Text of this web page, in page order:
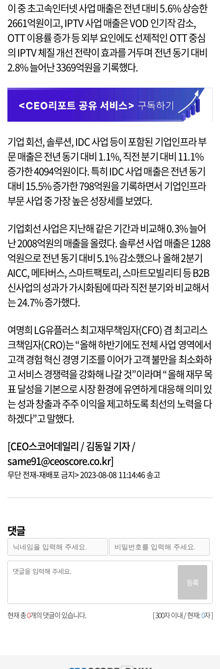
이 중 초고속인터넷 사업 매출은 전년 대비 5.6% 상승한
2661억원이고, IPTV 사업 매출은 VOD 인기작 감소,
OTT 이용률 증가 등 외부 요인에도 선제적인 OTT 중심
의 IPTV 체질 개선 전략이 효과를 거두며 전년 동기 대비
2.8% 늘어난 3369억원을 기록했다.
기업 회선, 솔루션, IDC 사업 등이 포함된 기업인프라 부
문 매출은 전년 동기 대비 1.1%, 직전 분기 대비 11.1%
증가한 4094억원이다. 특히 IDC 사업 매출은 전년 동기
대비 15.5% 증가한 798억원을 기록하면서 기업인프라
부문 사업 중 가장 높은 성장세를 보였다.
기업회선 사업은 지난해 같은 기간과 비교해 0.3% 늘어
난 2008억원의 매출을 올렸다. 솔루션 사업 매출은 1288
억원으로 전년 동기 대비 5.1% 감소했으나 올해 2분기
AICC, 메타버스, 스마트팩토리, 스마트모빌리티 등 B2B
신사업의 성과가 가시화됨에 따라 직전 분기와 비교해서
는 24.7% 증가했다.
여명희 LG유플러스 최고재무책임자(CFO) 겸 최고리스
크책임자(CRO)는 “올해 하반기에도 전체 사업 영역에서
고객 경험 혁신 경영 기조를 이어가 고객 불만을 최소화하
고 서비스 경쟁력을 강화해 나갈 것”이라며 “올해 재무 목
표 달성을 기본으로 시장 환경에 유연하게 대응해 의미 있
는 성과 창출과 주주 이익을 제고하도록 최선의 노력을 다
하겠다”고 말했다.
[CEO스코어데일리 / 김동일 기자 /
same91@ceoscore.co.kr]
무단 전재-재배포 금지> 2023-08-08 11:14:46 송고
댓글
등록
[ 300자 이내 / 현재:0자 ]
현재 총0개의 댓글이 있습니다.